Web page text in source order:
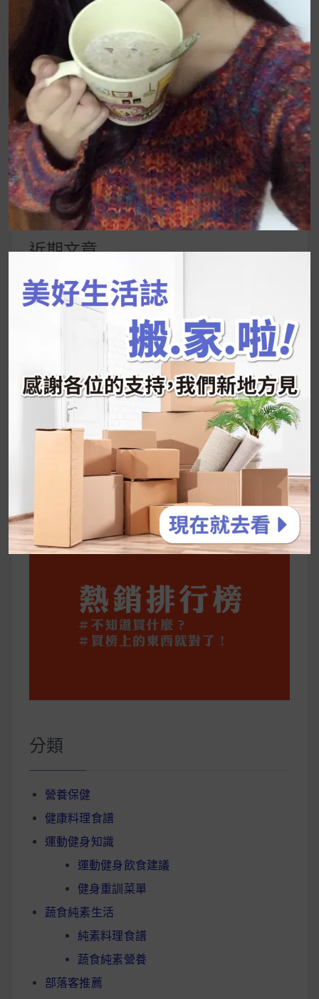
覽
UrMart 為你打造理想生活
搜
尋
鍵
近期文章
韓國人為什麼不容易胖？
好吃的蛋白點心還有好玩的運動小遊戲！今年過
年已經等不及帶這盒跟我的親戚、朋友們一起分
享～
2026 過年禮盒推薦｜五款百元健康伴手禮
停用猛健樂後會反彈嗎？作用解析＋停藥後體重
維持全攻略
公主營養師：飲食改變也是能快樂執行的！6 個
你一定要知道的技巧
分類
營養保健
健康料理食譜
運動健身知識
運動健身飲食建議
健身重訓菜單
蔬食純素生活
純素料理食譜
蔬食純素營養
部落客推薦